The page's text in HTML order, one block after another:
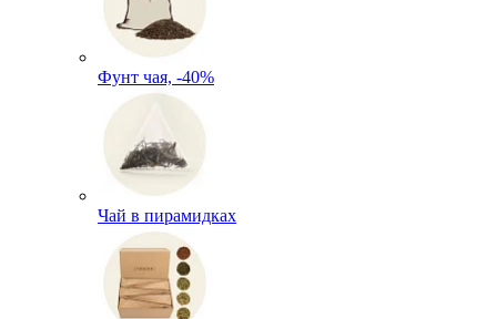
Фунт чая, -40%
Чай в пирамидках